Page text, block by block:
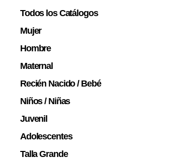
Todos los Catálogos
Mujer
Hombre
Maternal
Recién Nacido / Bebé
Niños / Niñas
Juvenil
Adolescentes
Talla Grande